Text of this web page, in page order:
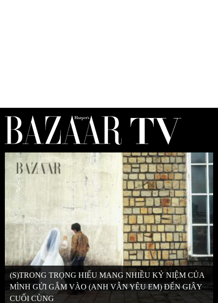
(S)TRONG TRỌNG HIẾU MANG NHIỀU KỶ NIỆM CỦA
MÌNH GỬI GẮM VÀO (ANH VẪN YÊU EM) ĐẾN GIÂY
CUỐI CÙNG